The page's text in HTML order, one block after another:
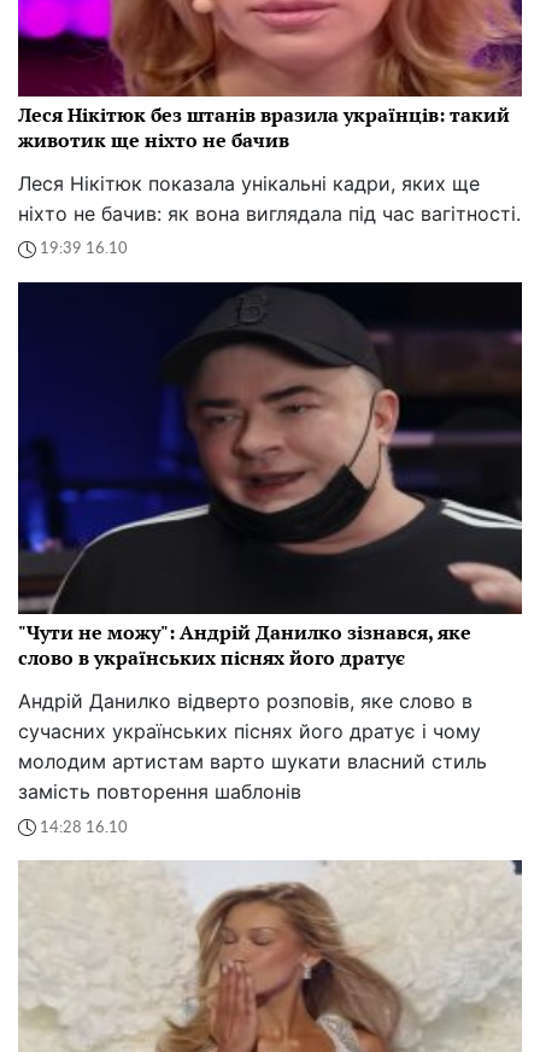
Леся Нікітюк без штанів вразила українців: такий
животик ще ніхто не бачив
Леся Нікітюк показала унікальні кадри, яких ще
ніхто не бачив: як вона виглядала під час вагітності.
19:39 16.10
"Чути не можу": Андрій Данилко зізнався, яке
слово в українських піснях його дратує
Андрій Данилко відверто розповів, яке слово в
сучасних українських піснях його дратує і чому
молодим артистам варто шукати власний стиль
замість повторення шаблонів
14:28 16.10